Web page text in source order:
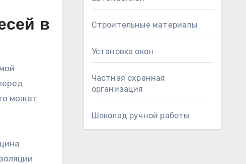
в
может
Строительные материалы
Установка окон
Частная охранная
организация
Шоколад ручной работы